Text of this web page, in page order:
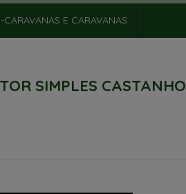
E CARAVANAS
SIMPLES CASTANHO